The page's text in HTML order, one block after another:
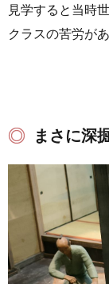
見学すると当時
クラスの苦労が
まさに深